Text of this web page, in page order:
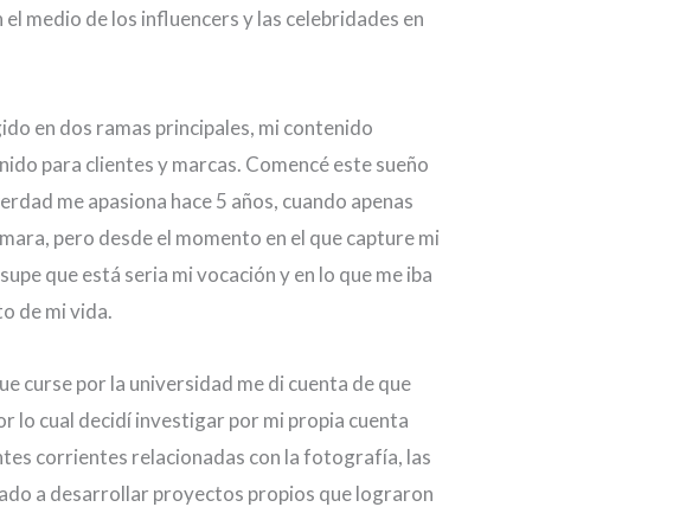
el medio de los influencers y las celebridades en
en dos ramas principales, mi contenido
para clientes y marcas. Comencé este sueño
me apasiona hace 5 años, cuando apenas
pero desde el momento en el que capture mi
que está seria mi vocación y en lo que me iba
de mi vida.
curse por la universidad me di cuenta de que
lo cual decidí investigar por mi propia cuenta
corrientes relacionadas con la fotografía, las
a desarrollar proyectos propios que lograron